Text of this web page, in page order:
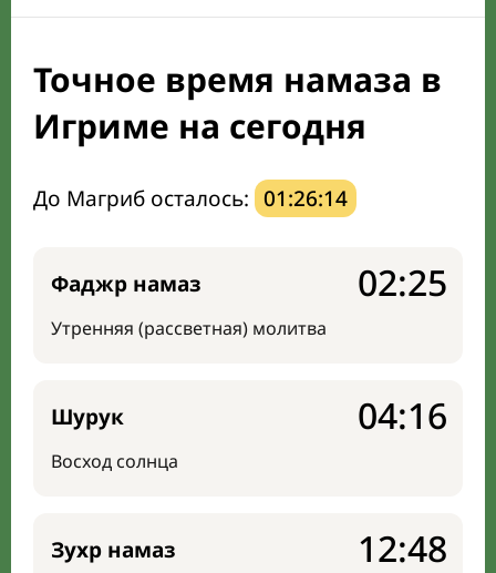
Календарь рамадана
Направление киблы
Точное время намаза в
Игриме на сегодня
До Магриб осталось: 01:26:13
Фаджр намаз
Утренняя (рассветная) молитва
02:25
Шурук
Восход солнца
04:16
Зухр намаз 12:48